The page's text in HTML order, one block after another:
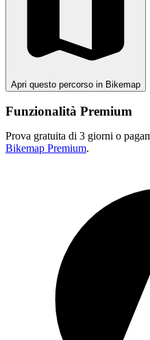
Apri questo percorso in Bikemap
Funzionalità Premium
Prova gratuita di 3 giorni o
Bikemap Premium.